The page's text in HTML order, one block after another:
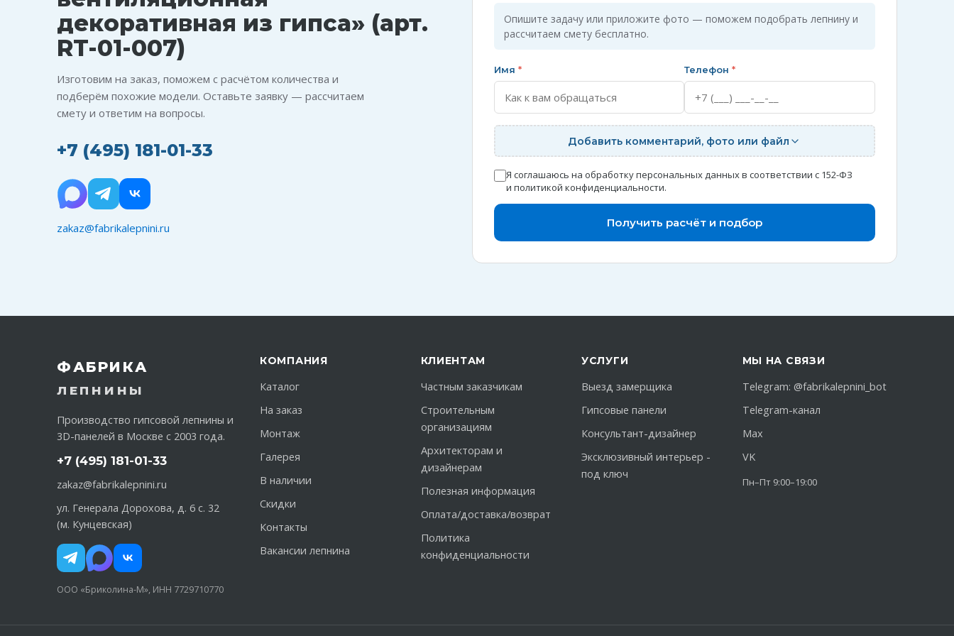
декоративная из гипса» (арт.
RT-01-007)
Изготовим на заказ, поможем с расчётом количества и
подберём похожие модели. Оставьте заявку — рассчитаем
смету и ответим на вопросы.
+7 (495) 181-01-33
zakaz@fabrikalepnini.ru
Опишите задачу или приложите фото — поможем подобрать лепнину и
рассчитаем смету бесплатно.
Имя * Телефон *
Добавить комментарий, фото или файл
Я соглашаюсь на обработку персональных данных в соответствии с 152-ФЗ
и политикой конфиденциальности.
Получить расчёт и подбор
ФАБРИКА
ЛЕПНИНЫ
Производство гипсовой лепнины и
3D-панелей в Москве с 2003 года.
+7 (495) 181-01-33
zakaz@fabrikalepnini.ru
ул. Генерала Дорохова, д. 6 с. 32
(м. Кунцевская)
ООО «Бриколина-М», ИНН 7729710770
КОМПАНИЯ
Каталог
На заказ
Монтаж
Галерея
В наличии
Скидки
Контакты
Вакансии лепнина
КЛИЕНТАМ
Частным заказчикам
Строительным
организациям
Архитекторам и
дизайнерам
Полезная информация
Оплата/доставка/возврат
Политика
конфиденциальности
УСЛУГИ
Выезд замерщика
Гипсовые панели
Консультант-дизайнер
Эксклюзивный интерьер -
под ключ
МЫ НА СВЯЗИ
Telegram: @fabrikalepnini_bot
Telegram-канал
Max
VK
Пн–Пт 9:00–19:00